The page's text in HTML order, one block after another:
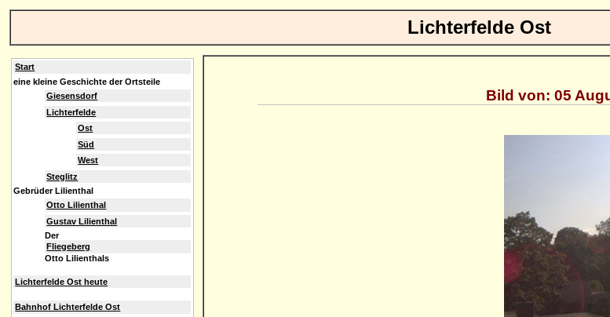
Lichterfelde Ost
Bild von: 05
Start
eine kleine Geschichte der Ortsteile
Giesensdorf
Lichterfelde
Ost
Süd
West
Steglitz
Gebrüder Lilienthal
Otto Lilienthal
Gustav Lilienthal
Der
Fliegeberg
Otto Lilienthals
Lichterfelde Ost heute
Bahnhof Lichterfelde Ost